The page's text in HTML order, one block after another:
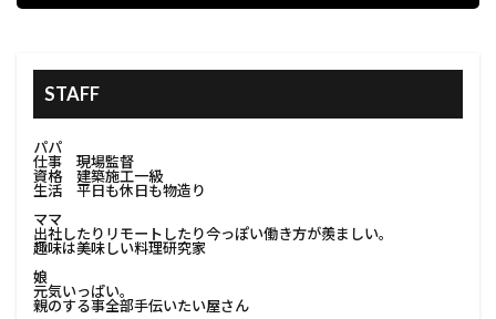
STAFF
パパ
仕事 現場監督
資格 建築施工一級
生活 平日も休日も物造り
ママ
出社したりリモートしたり今っぽい働き方が羨ましい。
趣味は美味しい料理研究家
娘
元気いっぱい。
親のする事全部手伝いたい屋さん